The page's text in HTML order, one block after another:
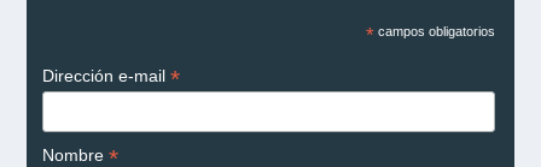
*campos obligatorios
Dirección e-mail *
Nombre *